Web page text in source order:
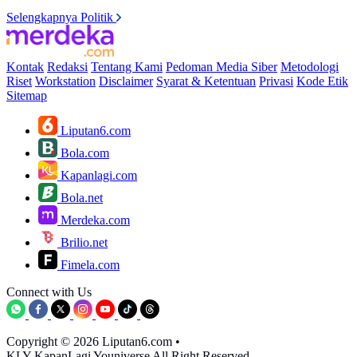
Selengkapnya Politik
Kontak Redaksi Tentang Kami Pedoman Media Siber Metodologi
Riset Workstation Disclaimer Syarat & Ketentuan Privasi Kode Etik
Sitemap
Liputan6.com
Bola.com
Kapanlagi.com
Bola.net
Merdeka.com
Brilio.net
Fimela.com
Connect with Us
Copyright © 2026 Liputan6.com •